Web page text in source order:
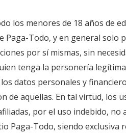
los menores de 18 años de
Todo, y en general solo
por sí mismas, sin
tenga la personería
datos personales y
de aquellas. En tal virtud, los
por el uso indebido,
Paga-Todo, siendo exclusiva